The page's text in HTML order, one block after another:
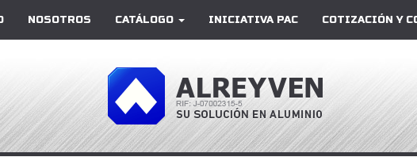
NOSOTROS CATÁLOGO INICIATIVA PAC COTIZACIÓN Y